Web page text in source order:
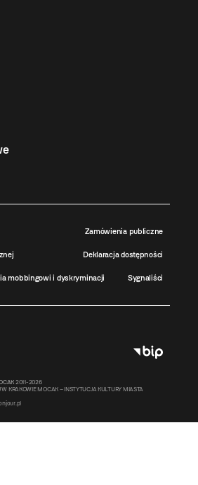
Zamówienia publiczne
Deklaracja dostępności
mobbingowi i dyskryminacji Sygnaliści
2011-2026
KRAKOWIE MOCAK – INSTYTUCJA KULTURY MIASTA